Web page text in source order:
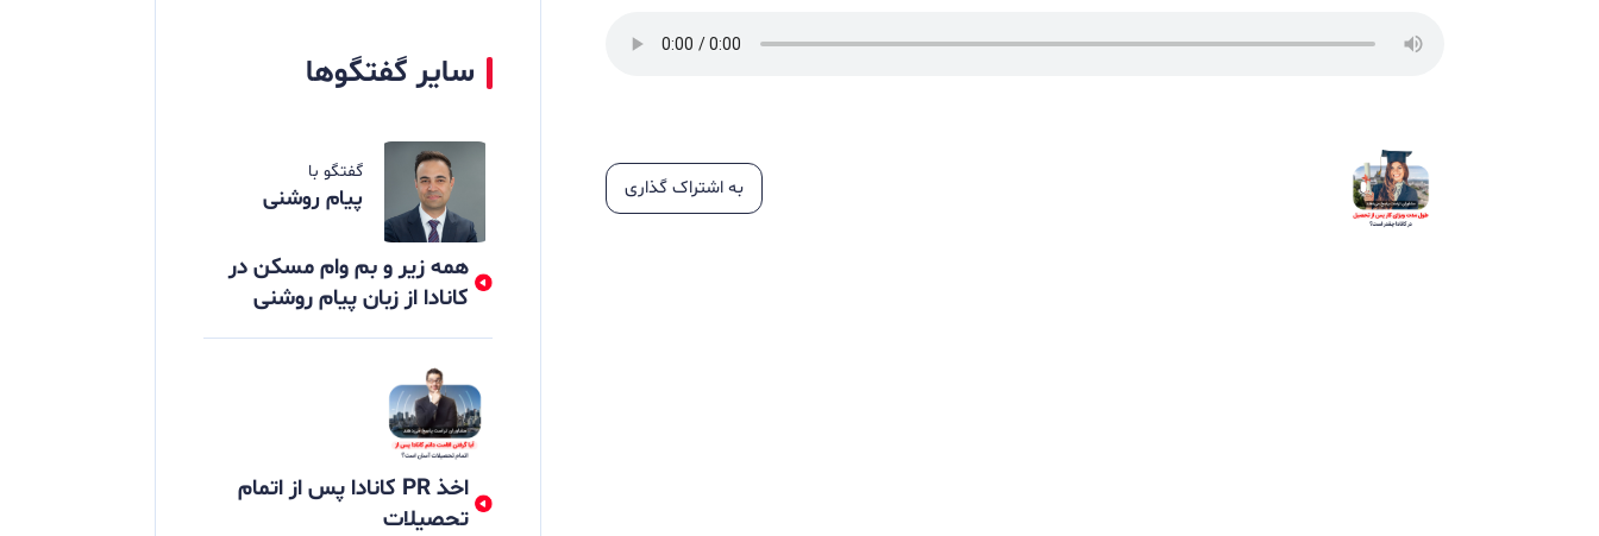
به اشتراک گذاری
سایر گفتگوها
گفتگو با
پیام روشنی
همه زیر و بم وام مسکن در
کانادا از زبان پیام روشنی
اخذ PR کانادا پس از اتمام
تحصیلات